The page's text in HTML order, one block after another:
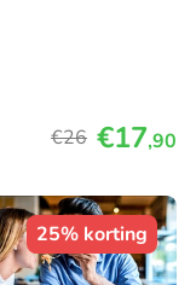
€26 €17,90
25% korting